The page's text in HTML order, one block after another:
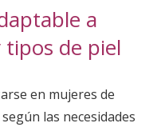
a
de piel
en mujeres de
las necesidades